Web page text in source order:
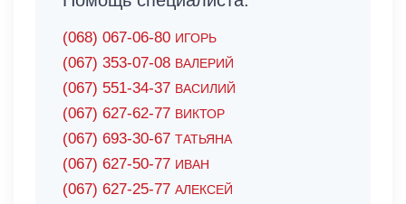
(068) 067-06-80 ИГОРЬ
(067) 353-07-08 ВАЛЕРИЙ
(067) 551-34-37 ВАСИЛИЙ
(067) 627-62-77 ВИКТОР
(067) 693-30-67 ТАТЬЯНА
(067) 627-50-77 ИВАН
(067) 627-25-77 АЛЕКСЕЙ